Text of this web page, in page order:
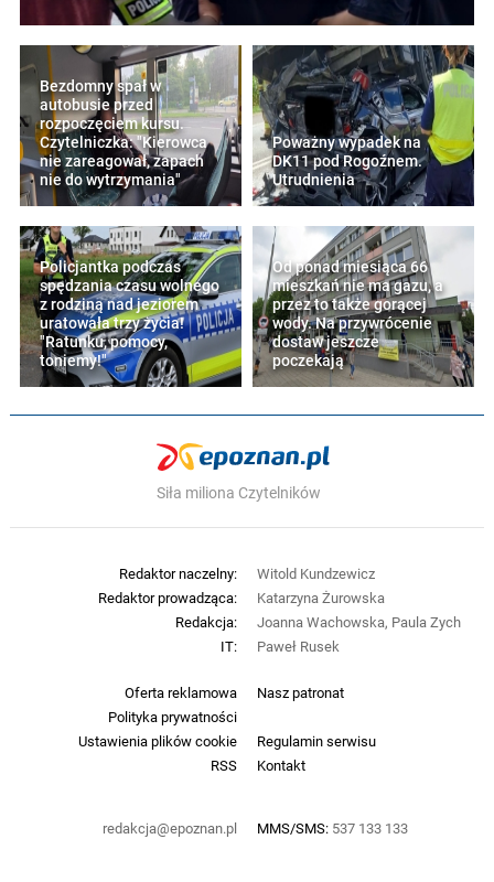
Bezdomny spał w
autobusie przed
rozpoczęciem kursu.
Czytelniczka: "Kierowca
nie zareagował, zapach
nie do wytrzymania"
Poważny wypadek na
DK11 pod Rogoźnem.
Utrudnienia
Policjantka podczas
spędzania czasu wolnego
z rodziną nad jeziorem
uratowała trzy życia!
"Ratunku, pomocy,
toniemy!"
Od ponad miesiąca 66
mieszkań nie ma gazu, a
przez to także gorącej
wody. Na przywrócenie
dostaw jeszcze
poczekają
Siła miliona Czytelników
Oferta reklamowa
Nasz patronat
Polityka prywatności
Ustawienia plików cookie
Regulamin serwisu
RSS
Kontakt
redakcja@epoznan.pl MMS/SMS: 537 133 133
Redaktor naczelny:
Witold Kundzewicz
Redaktor prowadząca:
Katarzyna Żurowska
Redakcja:
Joanna Wachowska, Paula Zych
IT:
Paweł Rusek